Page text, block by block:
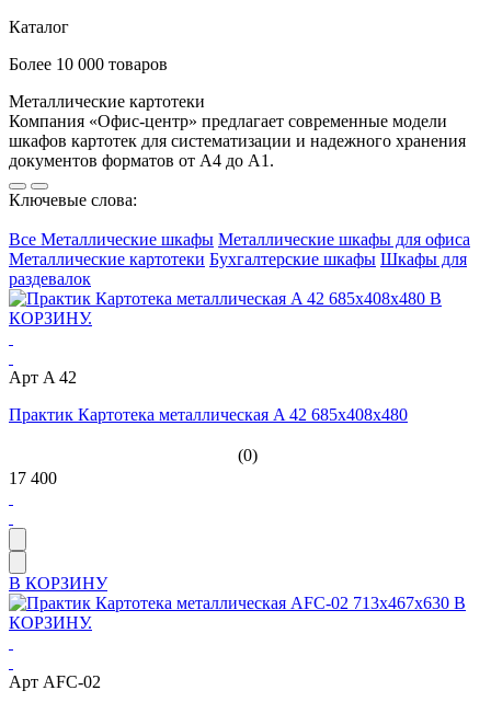
Каталог
Более 10 000 товаров
Металлические картотеки
Компания «Офис-центр» предлагает современные модели
шкафов картотек для систематизации и надежного хранения
документов форматов от А4 до А1.
Ключевые слова:
Все Металлические шкафы Металлические шкафы для офиса
Металлические картотеки Бухгалтерские шкафы Шкафы для
раздевалок
Арт A 42
Практик Картотека металлическая A 42 685x408x480
(0)
17 400
В КОРЗИНУ
Арт AFC-02